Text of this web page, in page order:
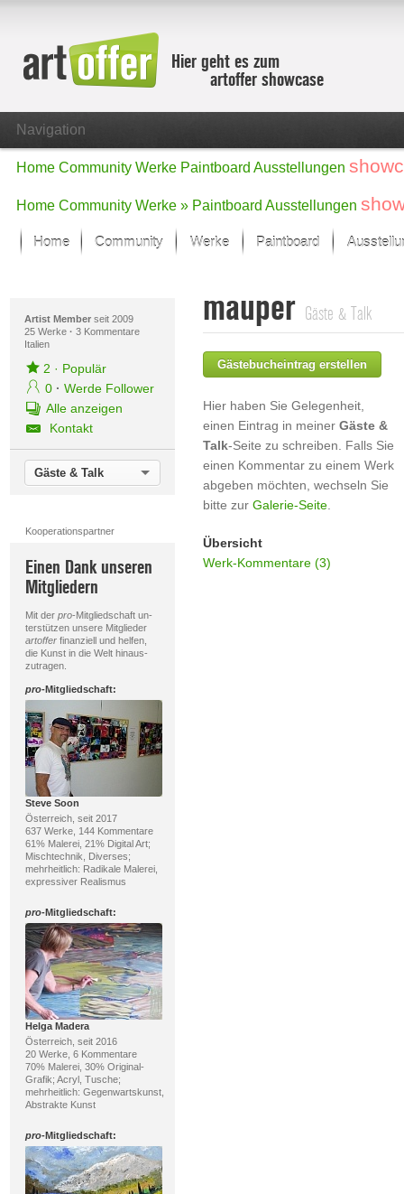
Hier geht es zum
artoffer showcase
Navigation
Home Community Werke Paintboard Ausstellungen
Home Community Werke » Paintboard Ausstellungen
Home Community Werke
Der letzte Monat im Fokus
Alle Fokus-Werke
Standard-Ansicht
Fokus-Werke
Alle neuen Werke
Paintboard
Artist Memberseit 2009
25 Werke · 3 Kommentare
Italien
2 · Populär
0 · Werde Follower
Alle anzeigen
Kontakt
Gäste & Talk
Kooperationspartner
Einen Dank unseren
Mitgliedern
Mit der pro-Mitgliedschaft un-
terstützen unsere Mitglieder
artofferfinanziell und helfen,
die Kunst in die Welt hinaus-
zutragen.
pro-Mitgliedschaft:
Steve Soon
Österreich, seit 2017
637 Werke, 144 Kommentare
61% Malerei, 21% Digital Art;
Mischtechnik, Diverses;
mehrheitlich: Radikale Malerei,
expressiver Realismus
pro-Mitgliedschaft:
Helga Madera
Österreich, seit 2016
20 Werke, 6 Kommentare
70% Malerei, 30% Original-
Grafik; Acryl, Tusche;
mehrheitlich: Gegenwartskunst,
Abstrakte Kunst
pro-Mitgliedschaft:
mauper Gäste & Talk
Gästebucheintrag erstellen
Hier haben Sie Gelegenheit,
einen Eintrag in meiner Gäste &
Talk-Seite zu schreiben. Falls Sie
einen Kommentar zu einem Werk
abgeben möchten, wechseln Sie
bitte zur Galerie-Seite.
Übersicht
Werk-Kommentare (3)